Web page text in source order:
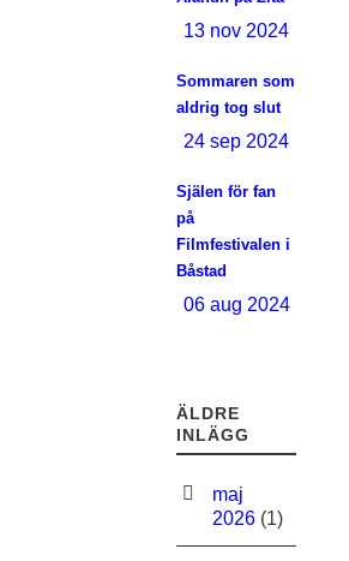
13 nov 2024
Sommaren som
aldrig tog slut
24 sep 2024
Själen för fan
på
Filmfestivalen i
Båstad
06 aug 2024
ÄLDRE
INLÄGG
maj
2026 (1)